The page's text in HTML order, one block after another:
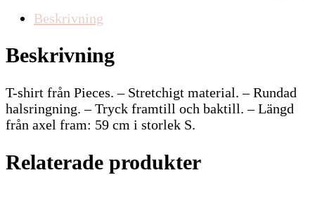
Beskrivning
Beskrivning
T-shirt från Pieces. – Stretchigt material. – Rundad
halsringning. – Tryck framtill och baktill. – Längd
från axel fram: 59 cm i storlek S.
Relaterade produkter